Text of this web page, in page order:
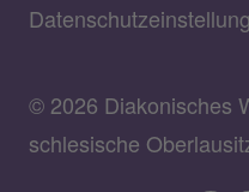
© 2026 Diakonisches
schlesische